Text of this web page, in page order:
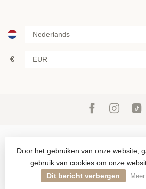
€
© Copyright 2026 Inkoop & verkoop van
Den Haag sinds 1946
Door het gebruiken van onze website,
gebruik van cookies om onze
Dit bericht verbergen